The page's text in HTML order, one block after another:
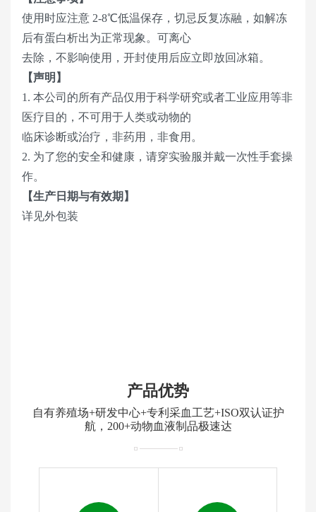
使用时应注意 2-8℃低温保存，切忌反复冻融，如解冻
后有蛋白析出为正常现象。可离心
去除，不影响使用，开封使用后应立即放回冰箱。
【声明】
1. 本公司的所有产品仅用于科学研究或者工业应用等非
医疗目的，不可用于人类或动物的
临床诊断或治疗，非药用，非食用。
2. 为了您的安全和健康，请穿实验服并戴一次性手套操
作。
【生产日期与有效期】
详见外包装
产品优势
自有养殖场+研发中心+专利采血工艺+ISO双认证护
航，200+动物血液制品极速达